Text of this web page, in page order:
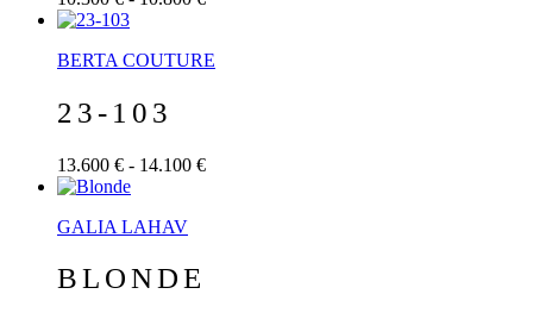
BERTA COUTURE
23-103
13.600 € - 14.100 €
GALIA LAHAV
BLONDE